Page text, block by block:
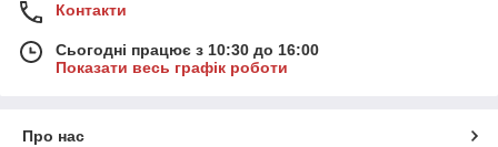
Контакти
Сьогодні працює з 10:30 до 16:00
Показати весь графік роботи
Про нас